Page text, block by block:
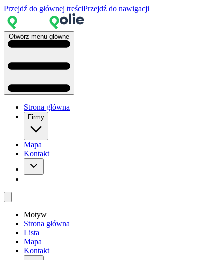
Przejdź do głównej treściPrzejdź do nawigacji
Otwórz menu główne
Strona główna
Firmy
Mapa
Kontakt
Motyw
Strona główna
Lista
Mapa
Kontakt